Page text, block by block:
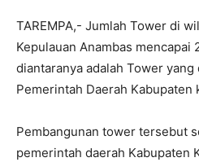
TAREMPA,- Jumlah Tower di
Kepulauan Anambas mencapai
diantaranya adalah Tower
Pemerintah Daerah Kabupaten
Pembangunan tower tersebut
pemerintah daerah Kabupaten